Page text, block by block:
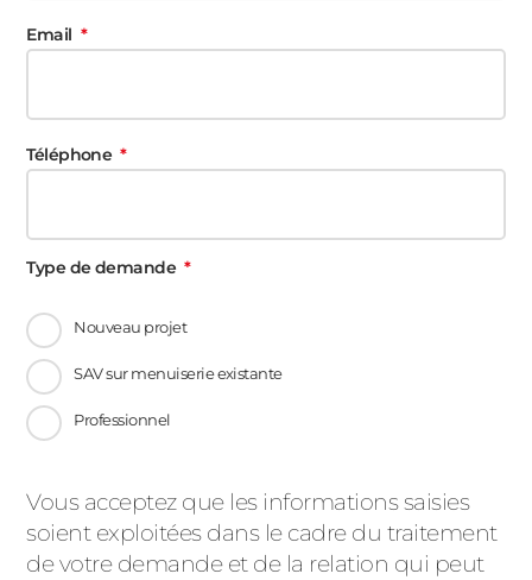
Email
Téléphone
Type de demande
Nouveau projet
SAV sur menuiserie existante
Professionnel
Message
d'état
Vous acceptez que les informations saisies
soient exploitées dans le cadre du traitement
de votre demande et de la relation qui peut